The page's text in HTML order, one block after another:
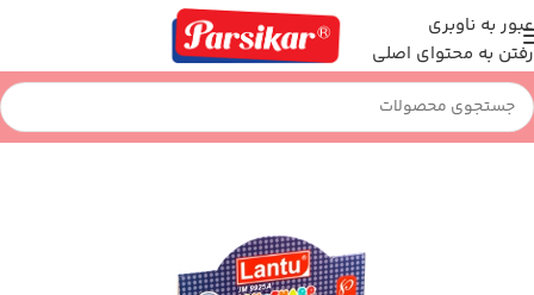
عبور به ناوبری
رفتن به محتوای اصلی
خانه نوشت افزار مداد فشنگی